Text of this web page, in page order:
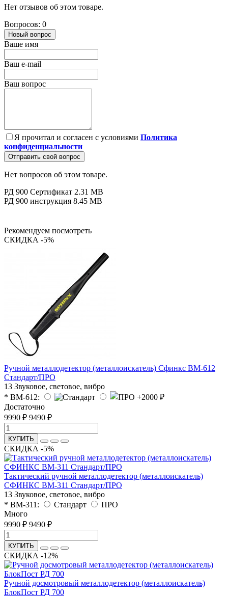
Нет отзывов об этом товаре.
Вопросов: 0
Новый вопрос
Ваше имя
Ваш e-mail
Ваш вопрос
Я прочитал и согласен с условиями Политика
конфиденциальности
Отправить свой вопрос
Нет вопросов об этом товаре.
РД 900 Сертификат 2.31 MB
РД 900 инструкция 8.45 MB
Рекомендуем посмотреть
СКИДКА -5%
Ручной металлодетектор (металлоискатель) Сфинкс ВМ-612
Стандарт/ПРО
13 Звуковое, световое, вибро
* ВМ-612:
Достаточно
9990 ₽ 9490 ₽
КУПИТЬ
СКИДКА -5%
Тактический ручной металлодетектор (металлоискатель)
СФИНКС ВМ-311 Стандарт/ПРО
13 Звуковое, световое, вибро
* ВМ-311:
Стандарт
ПРО
Много
9990 ₽ 9490 ₽
КУПИТЬ
СКИДКА -12%
Ручной досмотровый металлодетектор (металлоискатель)
БлокПост РД 700